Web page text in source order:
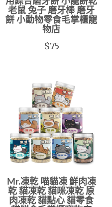
老鼠 兔子 磨牙棒 磨牙
餅 小動物零食毛掌櫃寵
物店
$75
Mr.凍乾 喵貓凍 鮮肉凍
乾 貓凍乾 貓咪凍乾 原
肉凍乾 貓點心 貓零食